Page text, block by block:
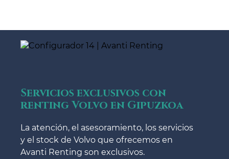
Servicios exclusivos con
renting Volvo en Gipuzkoa
La atención, el asesoramiento, los servicios
y el stock de Volvo que ofrecemos en
Avanti Renting son exclusivos.